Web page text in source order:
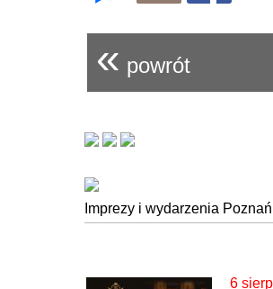
« powrót
Imprezy i wydarzenia
6